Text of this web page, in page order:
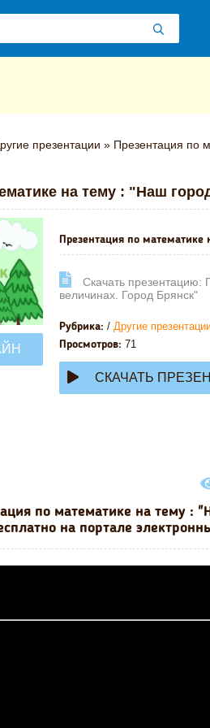
презентации » Презентация по
на тему : "Наш
Презентация по математике
Cкачать презентацию:
величинах. Город Брянск"
Рубрика: / Другие
Просмотров: 71
СКАЧАТЬ
по математике на тему :
на портале